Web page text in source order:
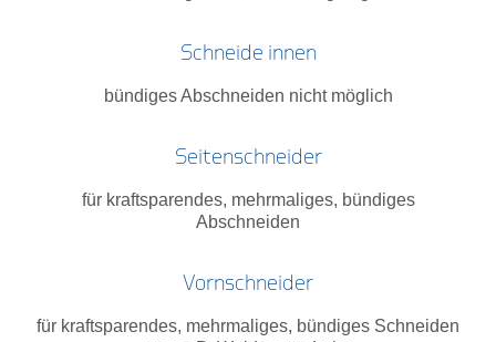
Schneide innen
bündiges Abschneiden nicht möglich
Seitenschneider
für kraftsparendes, mehrmaliges, bündiges
Abschneiden
Vornschneider
für kraftsparendes, mehrmaliges, bündiges Schneiden